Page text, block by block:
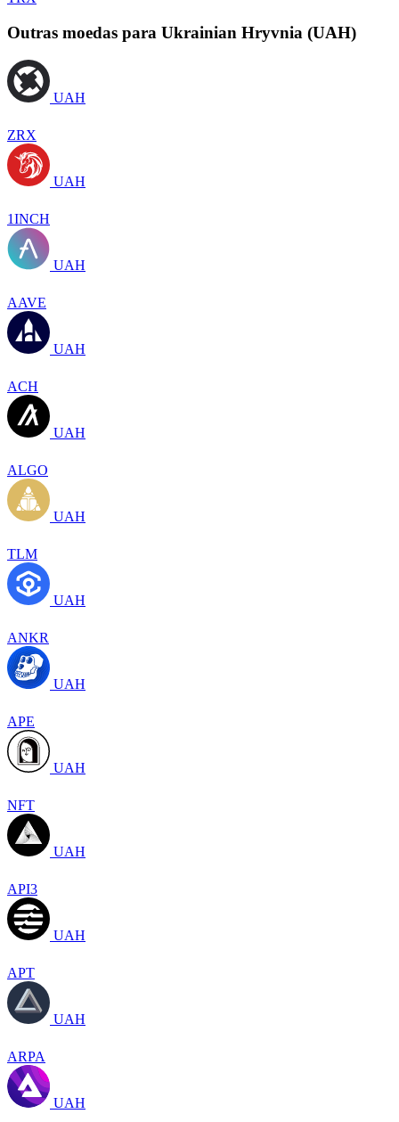
Outras moedas para Ukrainian Hryvnia (UAH)
UAH
ZRX
UAH
1INCH
UAH
AAVE
UAH
ACH
UAH
ALGO
UAH
TLM
UAH
ANKR
UAH
APE
UAH
NFT
UAH
API3
UAH
APT
UAH
ARPA
UAH